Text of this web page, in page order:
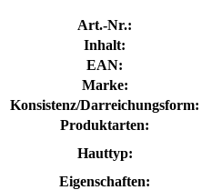
Art.-Nr.:
Inhalt:
EAN:
Marke:
Konsistenz/Darreichungsform:
Produktarten:
Hauttyp:
Eigenschaften: